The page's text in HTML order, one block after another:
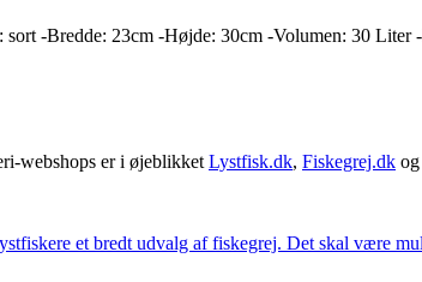
-Bredde: 23cm -Højde: 30cm -Volumen: 30 Liter
webshops er i øjeblikket Lystfisk.dk, Fiskegrej.dk og
et bredt udvalg af fiskegrej. Det skal være